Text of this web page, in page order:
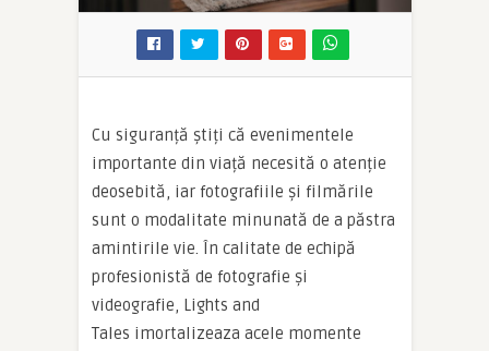
Cu siguranță știți că evenimentele
importante din viață necesită o atenție
deosebită, iar fotografiile și filmările
sunt o modalitate minunată de a păstra
amintirile vie. În calitate de echipă
profesionistă de fotografie și
videografie, Lights and
Tales imortalizeaza acele momente